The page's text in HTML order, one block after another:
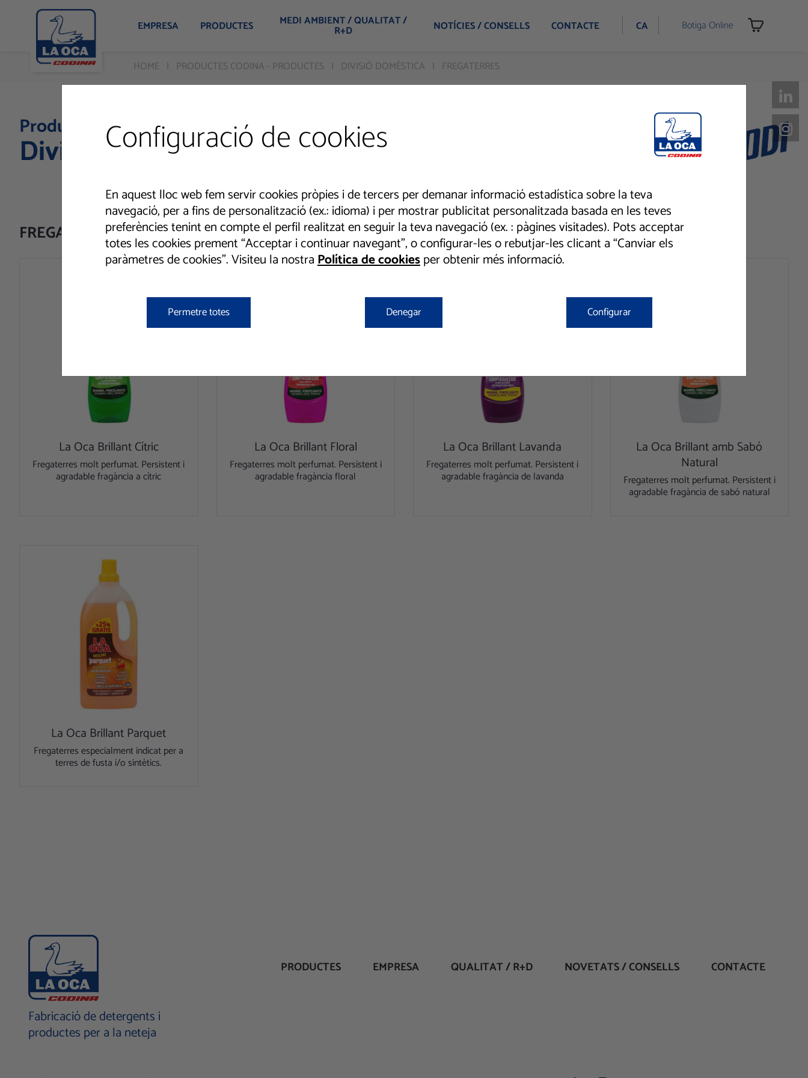
EMPRESA PRODUCTES MEDI AMBIENT / QUALITAT /
R+D NOTÍCIES / CONSELLS CONTACTE CA Botiga Online
HOME PRODUCTES CODINA - PRODUCTES DIVISIÓ DOMÈSTICA FREGATERRES
Productes
Divisió Domèstica
FREGATERRES
La Oca Brillant Cítric
Fregaterres molt perfumat. Persistent i
agradable fragància a cítric
La Oca Brillant Floral
Fregaterres molt perfumat. Persistent i
agradable fragància floral
La Oca Brillant Lavanda
Fregaterres molt perfumat. Persistent i
agradable fragància de lavanda
La Oca Brillant amb Sabó
Natural
Fregaterres molt perfumat. Persistent i
agradable fragància de sabó natural
La Oca Brillant Parquet
Fregaterres especialment indicat per a
terres de fusta i/o sintètics.
Fabricació de detergents i
productes per a la neteja
PRODUCTES EMPRESA QUALITAT / R+D NOVETATS / CONSELLS CONTACTE
Configuració de cookies
En aquest lloc web fem servir cookies pròpies i de tercers per demanar informació estadística sobre la teva
navegació, per a fins de personalització (ex.: idioma) i per mostrar publicitat personalitzada basada en les teves
preferències tenint en compte el perfil realitzat en seguir la teva navegació (ex. : pàgines visitades). Pots acceptar
totes les cookies prement “Acceptar i continuar navegant”, o configurar-les o rebutjar-les clicant a “Canviar els
paràmetres de cookies”. Visiteu la nostraPolítica de cookiesper obtenir més informació.
Permetre totes Denegar Configurar